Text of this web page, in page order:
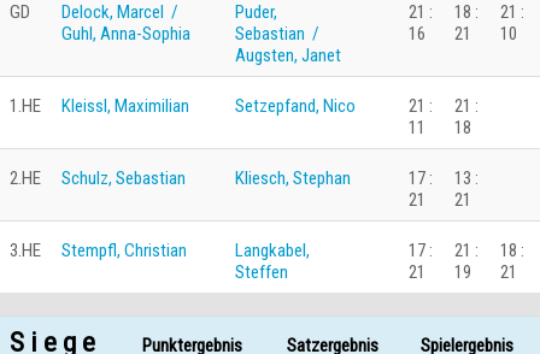
GD
Delock, Marcel /
Guhl, Anna-Sophia
Puder,
Sebastian /
Augsten, Janet
21 :
16
18 :
21
21 :
10
1.HE Kleissl, Maximilian Setzepfand, Nico
21 :
11
21 :
18
2.HE Schulz, Sebastian Kliesch, Stephan
17 :
21
13 :
21
3.HE Stempfl, Christian
Langkabel,
Steffen
17 :
21
21 :
19
18 :
21
S i e g e Punktergebnis Satzergebnis Spielergebnis